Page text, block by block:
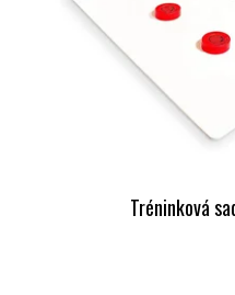
Tréninková